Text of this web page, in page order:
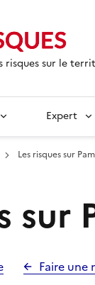
risques sur le
Expert
Les risques sur
sur
Faire une